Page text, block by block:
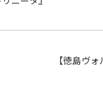
【徳島ヴ